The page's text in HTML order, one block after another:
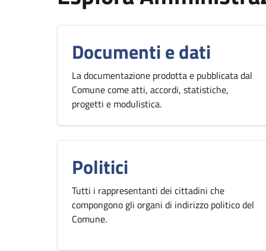
Documenti e dati
La documentazione prodotta e pubblicata dal
Comune come atti, accordi, statistiche,
progetti e modulistica.
Politici
Tutti i rappresentanti dei cittadini che
compongono gli organi di indirizzo politico del
Comune.